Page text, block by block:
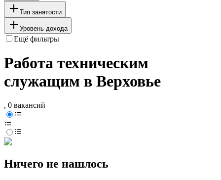
Тип занятости
Уровень дохода
Ещё фильтры
Работа техническим
служащим в Верховье
, 0 вакансий
Ничего не нашлось